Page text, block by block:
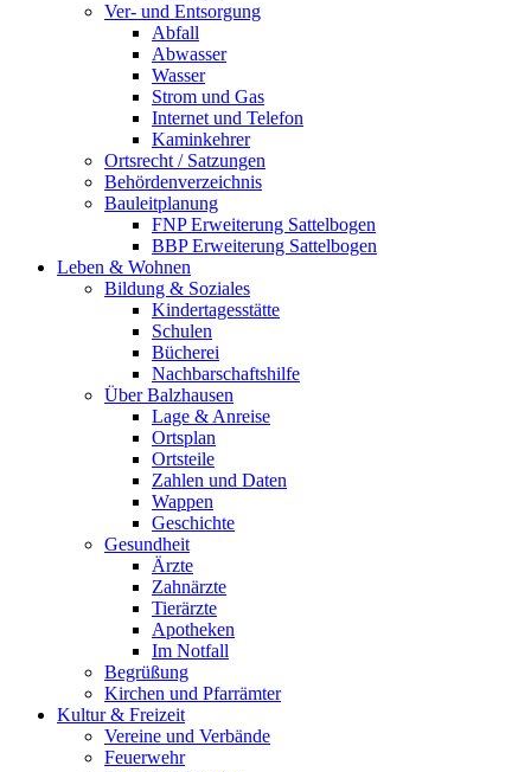
Ver- und Entsorgung
Abfall
Abwasser
Wasser
Strom und Gas
Internet und Telefon
Kaminkehrer
Ortsrecht / Satzungen
Behördenverzeichnis
Bauleitplanung
FNP Erweiterung Sattelbogen
BBP Erweiterung Sattelbogen
Leben & Wohnen
Bildung & Soziales
Kindertagesstätte
Schulen
Bücherei
Nachbarschaftshilfe
Über Balzhausen
Lage & Anreise
Ortsplan
Ortsteile
Zahlen und Daten
Wappen
Geschichte
Gesundheit
Ärzte
Zahnärzte
Tierärzte
Apotheken
Im Notfall
Begrüßung
Kirchen und Pfarrämter
Kultur & Freizeit
Vereine und Verbände
Feuerwehr